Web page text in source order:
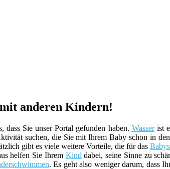
anderen Kindern!
dass Sie unser Portal gefunden haben. Wasserist
suchen, die Sie mit Ihrem Baby schon in
gibt es viele weitere Vorteile, die für das
helfen Sie Ihrem Kind dabei, seine Sinne zu
. Es geht also weniger darum, dass